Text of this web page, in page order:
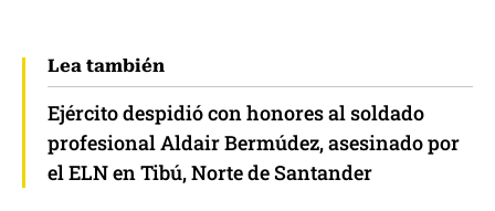
Lea también
Ejército despidió con honores al soldado
profesional Aldair Bermúdez, asesinado por
el ELN en Tibú, Norte de Santander